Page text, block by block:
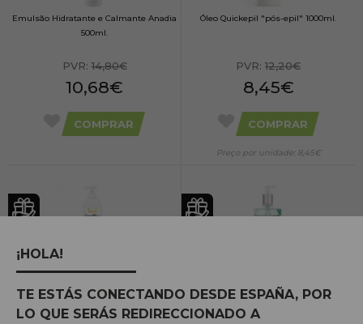
Emulsão Hidratante e Calmante Anadia
500ml.
PVR:14,80€
10,68€
COMPRAR
Óleo Quickepil "pós-epil" 1000ml.
PVR: 12,20€
8,45€
COMPRAR
Preço por unidade: 8,45€
PVR:18,62€ PVR:
¡HOLA!
TE ESTÁS CONECTANDO DESDE ESPAÑA, POR
LO QUE SERÁS REDIRECCIONADO A